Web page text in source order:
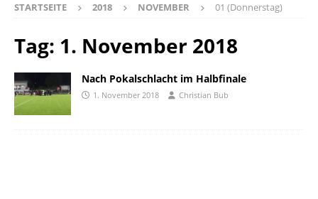
STARTSEITE 2018 NOVEMBER 01 (Donnerstag)
Tag: 1. November 2018
Nach Pokalschlacht im Halbfinale
1. November 2018 Christian Bub